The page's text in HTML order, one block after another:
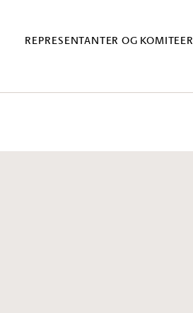
REPRESENTANTER OG KOMITEER